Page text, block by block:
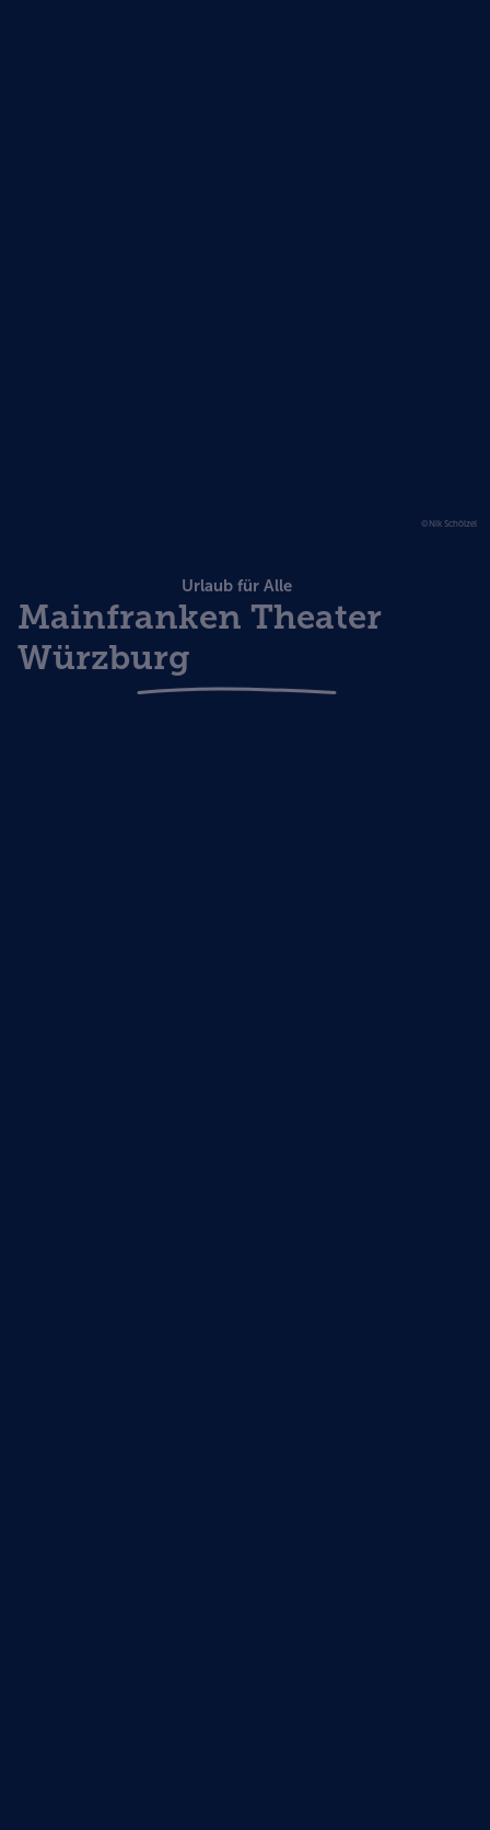
©Nik Schölzel
Urlaub für Alle
Mainfranken Theater
Würzburg